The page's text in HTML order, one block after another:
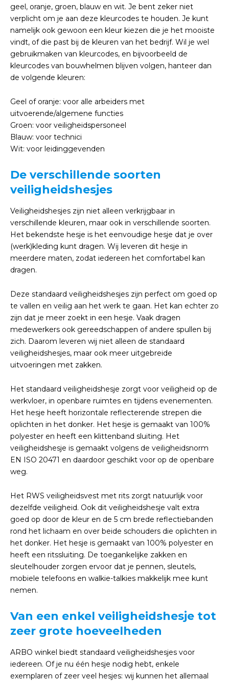
geel, oranje, groen, blauw en wit. Je bent zeker niet
verplicht om je aan deze kleurcodes te houden. Je kunt
namelijk ook gewoon een kleur kiezen die je het mooiste
vindt, of die past bij de kleuren van het bedrijf. Wil je wel
gebruikmaken van kleurcodes, en bijvoorbeeld de
kleurcodes van bouwhelmen blijven volgen, hanteer dan
de volgende kleuren:
Geel of oranje: voor alle arbeiders met
uitvoerende/algemene functies
Groen: voor veiligheidspersoneel
Blauw: voor technici
Wit: voor leidinggevenden
De verschillende soorten
veiligheidshesjes
Veiligheidshesjes zijn niet alleen verkrijgbaar in
verschillende kleuren, maar ook in verschillende soorten.
Het bekendste hesje is het eenvoudige hesje dat je over
(werk)kleding kunt dragen. Wij leveren dit hesje in
meerdere maten, zodat iedereen het comfortabel kan
dragen.
Deze standaard veiligheidshesjes zijn perfect om goed op
te vallen en veilig aan het werk te gaan. Het kan echter zo
zijn dat je meer zoekt in een hesje. Vaak dragen
medewerkers ook gereedschappen of andere spullen bij
zich. Daarom leveren wij niet alleen de standaard
veiligheidshesjes, maar ook meer uitgebreide
uitvoeringen met zakken.
Het standaard veiligheidshesje zorgt voor veiligheid op de
werkvloer, in openbare ruimtes en tijdens evenementen.
Het hesje heeft horizontale reflecterende strepen die
oplichten in het donker. Het hesje is gemaakt van 100%
polyester en heeft een klittenband sluiting. Het
veiligheidshesje is gemaakt volgens de veiligheidsnorm
EN ISO 20471 en daardoor geschikt voor op de openbare
weg.
Het RWS veiligheidsvest met rits zorgt natuurlijk voor
dezelfde veiligheid. Ook dit veiligheidshesje valt extra
goed op door de kleur en de 5 cm brede reflectiebanden
rond het lichaam en over beide schouders die oplichten in
het donker. Het hesje is gemaakt van 100% polyester en
heeft een ritssluiting. De toegankelijke zakken en
sleutelhouder zorgen ervoor dat je pennen, sleutels,
mobiele telefoons en walkie-talkies makkelijk mee kunt
nemen.
Van een enkel veiligheidshesje tot
zeer grote hoeveelheden
ARBO winkel biedt standaard veiligheidshesjes voor
iedereen. Of je nu één hesje nodig hebt, enkele
exemplaren of zeer veel hesjes: wij kunnen het allemaal